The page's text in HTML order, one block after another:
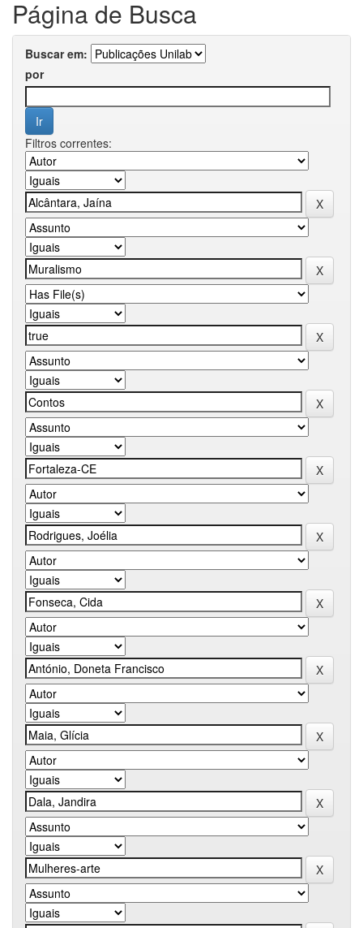
Página de Busca
Buscar em:
por
Filtros correntes: